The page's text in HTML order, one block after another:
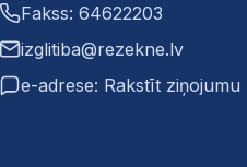
Fakss: 64622203
izglitiba@rezekne.lv
e-adrese: Rakstīt ziņojumu